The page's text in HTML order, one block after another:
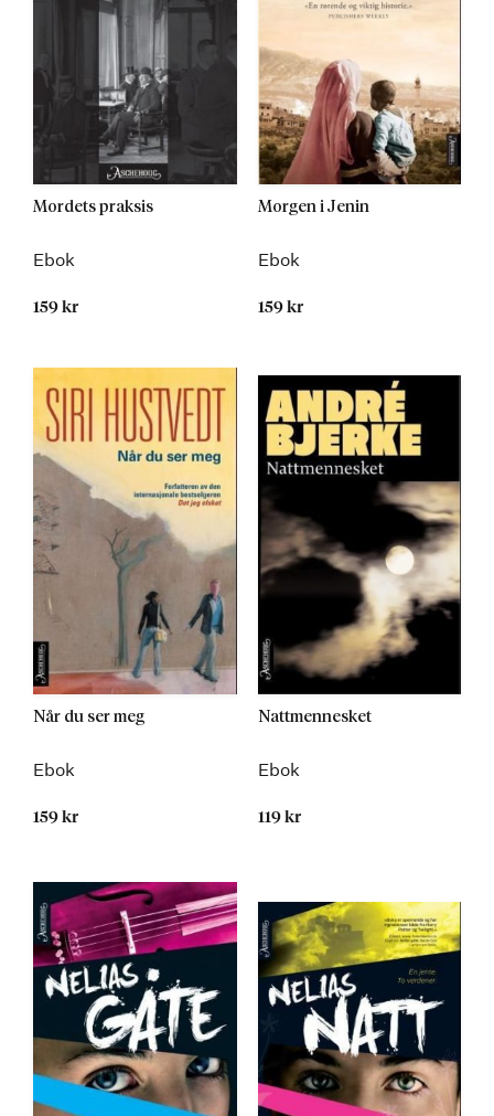
Mordets praksis
Ebok
159 kr
Morgen i Jenin
Ebok
159 kr
Når du ser meg
Ebok
159 kr
Nattmennesket
Ebok
119 kr